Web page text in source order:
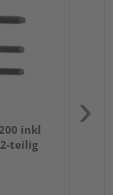
inkl
teilig